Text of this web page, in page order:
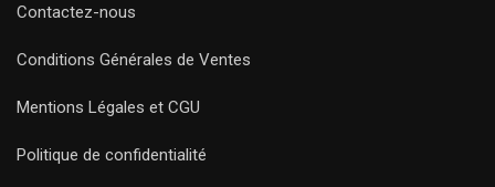
Contactez-nous
Conditions Générales de Ventes
Mentions Légales et CGU
Politique de confidentialité